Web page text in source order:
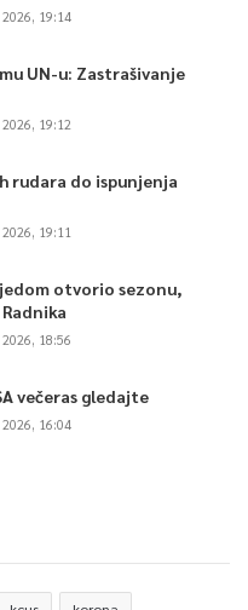
19:14
UN-u: Zastrašivanje
19:12
rudara do ispunjenja
19:11
otvorio sezonu,
18:56
večeras gledajte
16:04